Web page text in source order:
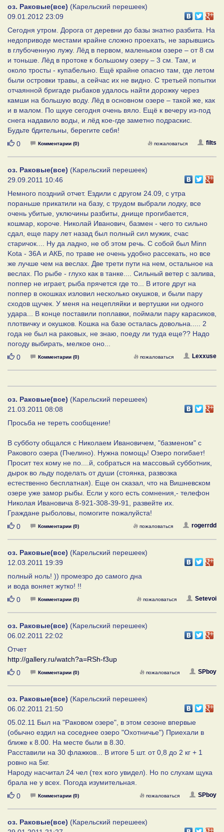
оз. Раковые(все) (Карельский перешеек)
09.01.2012 23:09
Сегодня утром. Дорога от деревни до базы знатно разбита. На
недоприводе местами крайне сложно проехать, не зарывшись
в глубоченную лужу. Лёд в первом, маленьком озере – от 8 см
и тоньше. Лёд в протоке к большому озеру – 3 см. Там, и
около тросты - купабельно. Ещё крайне опасно там, где летом
были островки травы, а сейчас их не видно. С третьей попытки
отчаянной бригаде рыбаков удалось найти дорожку через
камши на большую воду. Лёд в основном озере – такой же, как
и в малом. По щкуе сегодня очень вяло. Ещё к вечеру из-под
снега надавило воды, и лёд кое-где заметно подраскис.
Будьте бдительны, берегите себя!
Нравится
0 Комментарии (0) filts
пожаловаться
оз. Раковые(все) (Карельский перешеек)
29.09.2011 10:46
Немного поздний отчет. Ездили с другом 24.09, с утра
пораньше прикатили на базу, с трудом выбрали лодку, все
очень убитые, уключины разбиты, днище прогибается,
кошмар, короче. Николай Иванович, базмен - чего то сильно
сдал, еще пару лет назад был полный сил мужик, счас
старичок.... Ну да ладно, не об этом речь. С собой был Minn
Kota - 36А и АКБ, по траве не очень удобно рассекать, но все
же лучше чем на веслах. Две трети пути на нем, остальное на
веслах. По рыбе - глухо как в танке.... Сильный ветер с залива,
поппер не играет, рыба прячется где то... В итоге друг на
поппер в окошках изловил несколько окушков, и были пару
сходов щучек. У меня на нецепляйки и вертушки ни одного
удара... В конце поставили поплавки, поймали пару карасиков,
плотвичку и окушков. Кошка на базе осталась довольна..... 2
года не был на раковых, не знаю, поеду ли туда еще?? Надо
погоду выбирать, мелкое оно...
Нравится
0 Комментарии (0) Lexxuse
пожаловаться
оз. Раковые(все) (Карельский перешеек)
21.03.2011 08:08
Просьба не тереть сообщение!
В субботу общался с Николаем Ивановичем, "базменом" с
Ракового озера (Пчелино). Нужна помощь! Озеро погибает!
Просит тех кому не по....й, собраться на массовый субботник,
дырок во льду поделать от души (стоянка, развозка
естественно бесплатная). Еще он сказал, что на Вишневском
озере уже замор рыбы. Если у кого есть сомнения,- телефон
Николая Ивановича 8-921-308-39-91, развейте их.
Граждане рыболовы, помогите пожалуйста!
Нравится
0 Комментарии (0) rogerrdd
пожаловаться
оз. Раковые(все) (Карельский перешеек)
12.03.2011 19:39
полный ноль! )) промезро до самого дна
и вода воняет жутко! !!
Нравится
0 Комментарии (0) Setevoi
пожаловаться
оз. Раковые(все) (Карельский перешеек)
06.02.2011 22:02
Отчет
http://gallery.ru/watch?a=RSh-f3up
Нравится
0 Комментарии (0) SPboy
пожаловаться
оз. Раковые(все) (Карельский перешеек)
06.02.2011 21:50
05.02.11 Был на "Раковом озере", в этом сезоне впервые
(обычно ездил на соседнее озеро "Охотничье") Приехали в
ближе к 8.00. На месте были в 8.30.
Расставили на 30 флажков... В итоге 5 шт. от 0,8 до 2 кг + 1
ровно на 5кг.
Народу насчитал 24 чел (тех кого увидел). Но по слухам щука
брала не у всех. Погода изумительная.
Нравится
0 Комментарии (0) SPboy
пожаловаться
оз. Раковые(все) (Карельский перешеек)